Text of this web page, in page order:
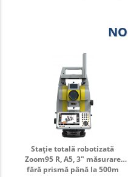
Stație totală robotizată
Zoom95 R, A5, 3" măsurare
fără prismă până la 500m